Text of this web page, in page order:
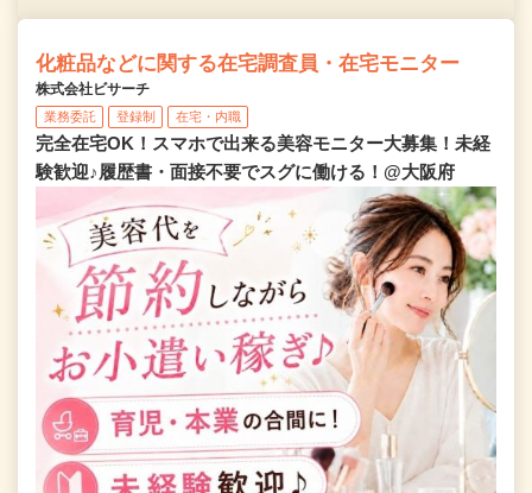
化粧品などに関する在宅調査員・在宅モニター
株式会社ビサーチ
業務委託 登録制 在宅・内職
完全在宅OK！スマホで出来る美容モニター大募集！未経
験歓迎♪履歴書・面接不要でスグに働ける！@大阪府